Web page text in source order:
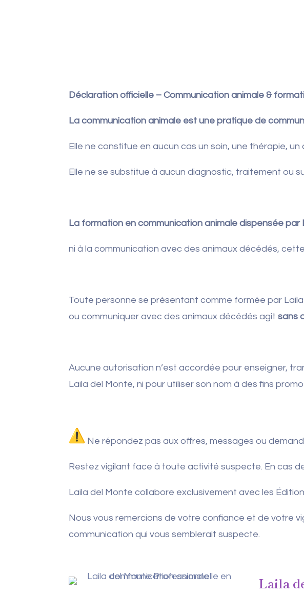
Déclaration officielle – Communication animale &
La communication animale est une pratique de
Elle ne constitue en aucun cas un soin, une thérapie,
Elle ne se substitue à aucun diagnostic, traitement ou
La formation en communication animale dispensée
ni à la communication avec des animaux décédés,
Toute personne se présentant comme formée par
ou communiquer avec des animaux décédés agitsans
Aucune autorisation n’est accordée pour enseigner,
Laila del Monte, ni pour utiliser son nom à des fins
Ne répondez pas aux offres, messages ou
Restez vigilant face à toute activité suspecte. En cas
Laila del Monte collabore exclusivement avec les
Nous vous remercions de votre confiance et de votre
communication qui vous semblerait suspecte.
Laila